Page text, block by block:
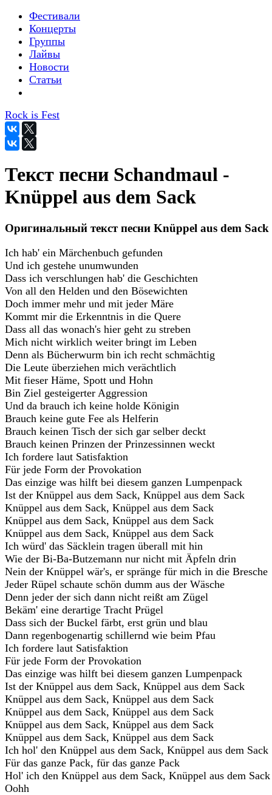
Фестивали
Концерты
Группы
Лайвы
Новости
Статьи
Rock is Fest
Текст песни Schandmaul -
Knüppel aus dem Sack
Оригинальный текст песни Knüppel aus dem Sack
Ich hab' ein Märchenbuch gefunden
Und ich gestehe unumwunden
Dass ich verschlungen hab' die Geschichten
Von all den Helden und den Bösewichten
Doch immer mehr und mit jeder Märe
Kommt mir die Erkenntnis in die Quere
Dass all das wonach's hier geht zu streben
Mich nicht wirklich weiter bringt im Leben
Denn als Bücherwurm bin ich recht schmächtig
Die Leute überziehen mich verächtlich
Mit fieser Häme, Spott und Hohn
Bin Ziel gesteigerter Aggression
Und da brauch ich keine holde Königin
Brauch keine gute Fee als Helferin
Brauch keinen Tisch der sich gar selber deckt
Brauch keinen Prinzen der Prinzessinnen weckt
Ich fordere laut Satisfaktion
Für jede Form der Provokation
Das einzige was hilft bei diesem ganzen Lumpenpack
Ist der Knüppel aus dem Sack, Knüppel aus dem Sack
Knüppel aus dem Sack, Knüppel aus dem Sack
Knüppel aus dem Sack, Knüppel aus dem Sack
Knüppel aus dem Sack, Knüppel aus dem Sack
Ich würd' das Säcklein tragen überall mit hin
Wie der Bi-Ba-Butzemann nur nicht mit Äpfeln drin
Nein der Knüppel wär's, er spränge für mich in die Bresche
Jeder Rüpel schaute schön dumm aus der Wäsche
Denn jeder der sich dann nicht reißt am Zügel
Bekäm' eine derartige Tracht Prügel
Dass sich der Buckel färbt, erst grün und blau
Dann regenbogenartig schillernd wie beim Pfau
Ich fordere laut Satisfaktion
Für jede Form der Provokation
Das einzige was hilft bei diesem ganzen Lumpenpack
Ist der Knüppel aus dem Sack, Knüppel aus dem Sack
Knüppel aus dem Sack, Knüppel aus dem Sack
Knüppel aus dem Sack, Knüppel aus dem Sack
Knüppel aus dem Sack, Knüppel aus dem Sack
Knüppel aus dem Sack, Knüppel aus dem Sack
Ich hol' den Knüppel aus dem Sack, Knüppel aus dem Sack
Für das ganze Pack, für das ganze Pack
Hol' ich den Knüppel aus dem Sack, Knüppel aus dem Sack
Oohh